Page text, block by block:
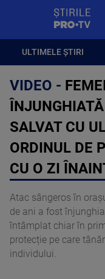
ULTIMELE ȘTIRI
VIDEO -
SALVAT CU
ORDINUL DE
CU O ZI
Atac sângeros în
de ani a fost
întâmplat chiar în
protecție pe care
individului.